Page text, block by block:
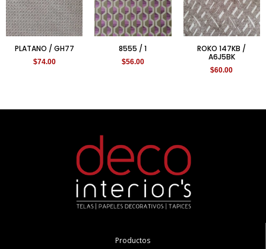
PLATANO / GH77
$74.00
8555 / 1
$56.00
ROKO 147KB /
A6J5BK
$60.00
Productos